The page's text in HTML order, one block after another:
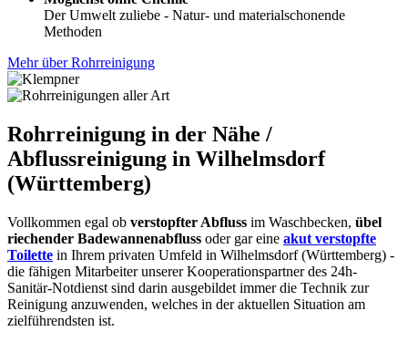
Der Umwelt zuliebe - Natur- und materialschonende
Methoden
Mehr über Rohrreinigung
Rohrreinigung in der Nähe /
Abflussreinigung in Wilhelmsdorf
(Württemberg)
Vollkommen egal ob verstopfter Abfluss im Waschbecken, übel
riechender Badewannenabfluss oder gar eine akut verstopfte
Toilette in Ihrem privaten Umfeld in Wilhelmsdorf (Württemberg) -
die fähigen Mitarbeiter unserer Kooperationspartner des 24h-
Sanitär-Notdienst sind darin ausgebildet immer die Technik zur
Reinigung anzuwenden, welches in der aktuellen Situation am
zielführendsten ist.